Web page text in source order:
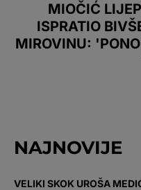
MIOČIĆ
ISPRATIO
MIROVINU:
NAJNOVIJE
VELIKI SKOK UROŠA